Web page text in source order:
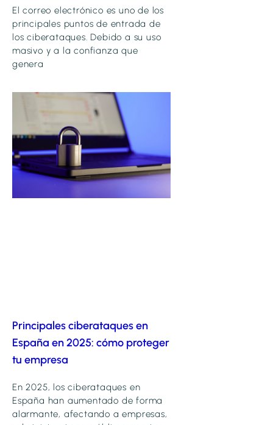
El correo electrónico es uno de los
principales puntos de entrada de
los ciberataques. Debido a su uso
masivo y a la confianza que
genera
Principales ciberataques en
España en 2025: cómo proteger
tu empresa
En 2025, los ciberataques en
España han aumentado de forma
alarmante, afectando a empresas,